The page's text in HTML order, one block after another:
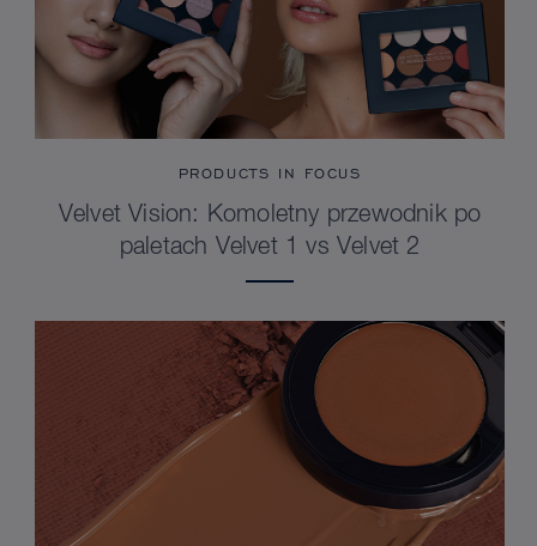
PRODUCTS IN FOCUS
Velvet Vision: Komoletny przewodnik po
paletach Velvet 1 vs Velvet 2